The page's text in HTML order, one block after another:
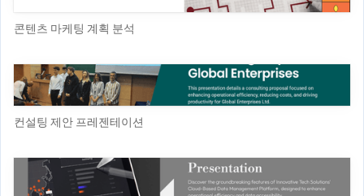
콘텐츠 마케팅 계획 분석
컨설팅 제안 프레젠테이션